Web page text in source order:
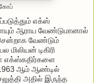
எக்ஸ்
ஆராய வேண்டுமானால்
வேண்டும்
பல மிலியன் டிகிரி
எக்ஸ்கதிர்களை
ஆம் ஆண்டில்
அதில் இருந்த